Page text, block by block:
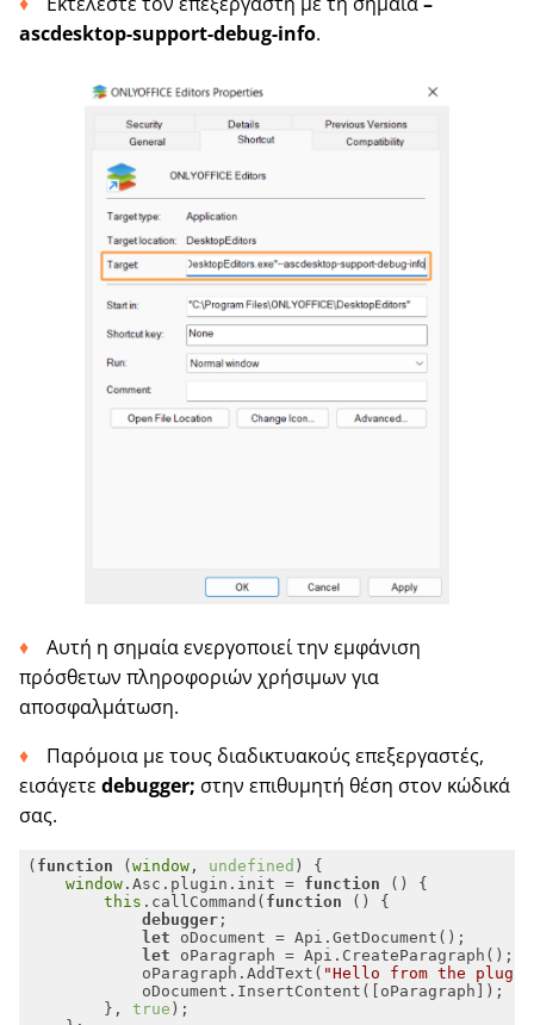
ascdesktop-support-debug-info.
Αυτή η σημαία ενεργοποιεί την εμφάνιση
πρόσθετων πληροφοριών χρήσιμων για
αποσφαλμάτωση.
Παρόμοια με τους διαδικτυακούς επεξεργαστές,
εισάγετε debugger; στην επιθυμητή θέση στον κώδικά
σας.
( function ( window, undefined )
window.Asc.plugin.init = function ( )
this .callCommand( function ( )
debugger
let
let
            oParagraph.AddText(
"Hello from the
        },
true